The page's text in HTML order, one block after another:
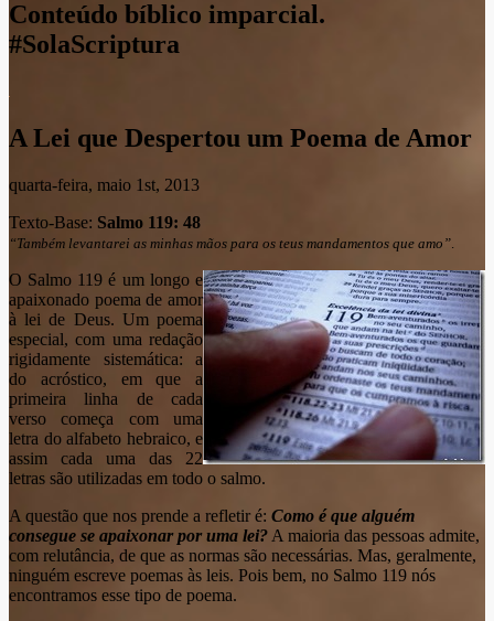
Conteúdo bíblico imparcial.
#SolaScriptura
A Lei que Despertou um Poema de Amor
quarta-feira, maio 1st, 2013
Texto-Base: Salmo 119: 48
“Também levantarei as minhas mãos para os teus mandamentos que amo”
O Salmo 119 é um longo e
apaixonado poema de amor
à lei de Deus. Um poema
especial, com uma redação
rigidamente sistemática: a
do acróstico, em que a
primeira linha de cada
verso começa com uma
letra do alfabeto hebraico, e
assim cada uma das 22
letras são utilizadas em todo o salmo.
A questão que nos prende a refletir é: Como é que alguém
consegue se apaixonar por uma lei? A maioria das pessoas admite,
com relutância, de que as normas são necessárias. Mas, geralmente,
ninguém escreve poemas às leis. Pois bem, no Salmo 119 nós
encontramos esse tipo de poema.